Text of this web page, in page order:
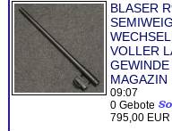
BLASER
VOLLER
MAGAZIN
09:07
0 Gebote
795,00 EUR